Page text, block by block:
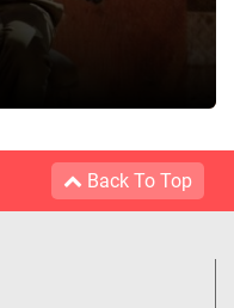
Back To Top